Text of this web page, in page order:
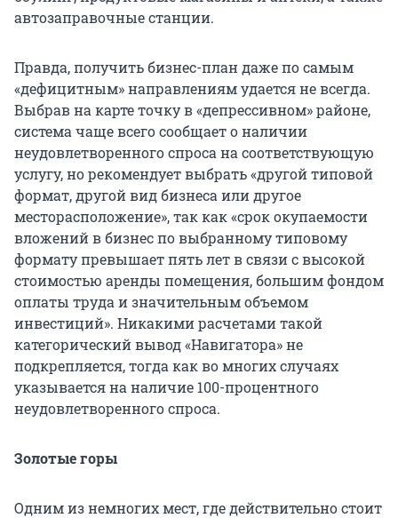
автозаправочные станции.
Правда, получить бизнес-план даже по самым
«дефицитным» направлениям удается не всегда.
Выбрав на карте точку в «депрессивном» районе,
система чаще всего сообщает о наличии
неудовлетворенного спроса на соответствующую
услугу, но рекомендует выбрать «другой типовой
формат, другой вид бизнеса или другое
месторасположение», так как «срок окупаемости
вложений в бизнес по выбранному типовому
формату превышает пять лет в связи с высокой
стоимостью аренды помещения, большим фондом
оплаты труда и значительным объемом
инвестиций». Никакими расчетами такой
категорический вывод «Навигатора» не
подкрепляется, тогда как во многих случаях
указывается на наличие 100-процентного
неудовлетворенного спроса.
Золотые горы
Одним из немногих мест, где действительно стоит